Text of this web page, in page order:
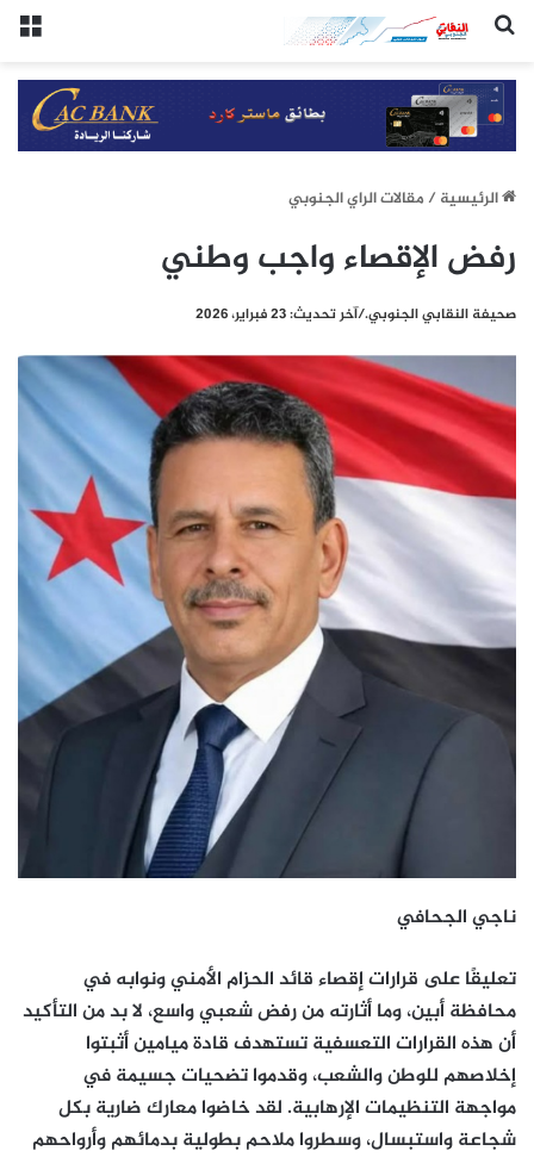
(النقابي الجنوبي:/خاص.)
الرئيسيِة/مقالات الراي الجنوبي
رفض الإقصاء واجب وطني
صحيفة النقابي الجنوبي./آخر تحديث: 23 فبراير، 2026
ناجي الجحافي
تعليقًا على قرارات إقصاء قائد الحزام الأمني ونوابه في
محافظة أبين، وما أثارته من رفض شعبي واسع، لا بد من التأكيد
أن هذه القرارات التعسفية تستهدف قادة ميامين أثبتوا
إخلاصهم للوطن والشعب، وقدموا تضحيات جسيمة في
مواجهة التنظيمات الإرهابية. لقد خاضوا معارك ضارية بكل
شجاعة واستبسال، وسطروا ملاحم بطولية بدمائهم وأرواحهم